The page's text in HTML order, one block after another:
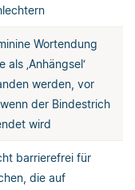
Wortendung
als ‚Anhängsel‘
werden, vor
der Bindestrich
wird
barrierefrei für
die auf